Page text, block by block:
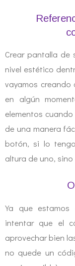
Crear pantalla de
nivel estético
vayamos creando
en algún
elementos
de una manera
botón, si lo
altura de uno,
Ya que estamos
intentar que el
aprovechar bien
no quede un